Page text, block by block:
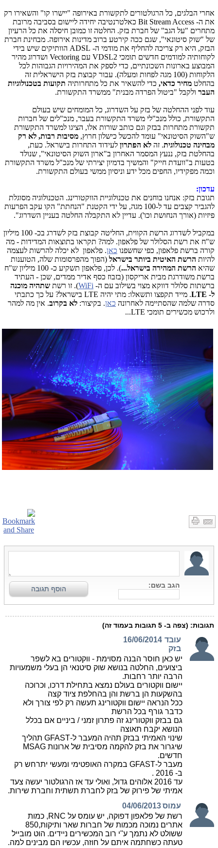
אחרי הבלגים, כל הרגולטורים לתקשורת באירופה "יישרו קו" והשאירו רק
את ה- Bit Stream Access כאלטרנטיבה יחידה ליישום בסביבה מרובת
מתחרים "על הגב" של חברת בזק. החלטה זו כמובן חיסלה את כל הרעיון
של "שוק סיטונאי", שגם ככה קירטע ברוב מדינות אירופה. מבחינת חברת
הבזק, היא רק צריכה להחליף את מודמי ה- ADSL הוותיקים שיש בידי
לקוחותיה למודמים חדשים תומכי VDSL2 עם Vectoring ושדרוג מהיר
המבוצע בארונות השכונתיים, כדי לספק את המהירויות הגבוהות לכל
הלקוחות (100 מגה לפחות ומעלה). עבור קבוצת בזק הישראלית זה
בהחלט מחיר כדאי, כדי להשאיר את כל מתחרותיה תקועות בטכנולוגיות
העבר ולקבל "ביטול הפרדה מבנית" ממשרד התקשורת.
עוד לפני ההחלטה של בזק על השדרוג, כל המומחים שיש בעולם
התקשורת, כולל מנכ"לי משרד התקשורת בעבר, מנכ"לים של חברות
תקשורת מתחרות בבזק וגם כותב שורות אלו, הציגו למשרד התקשורת
ש"השוק הסיטונאי" עומד להכשל כישלון חרוץ, מסיבות רבות, לא רק
מבחינה טכנולוגית. זה לא הפתרון לעידוד התחרות בישראל. כעת,
בהחלטת בזק, ננעץ המסמר האחרון ב"ארון השוק הסיטונאי", שנולד
בטעות ב"וועדת חייק" והמשיך בדמיון יצירתי של מנכ"ל משרד התקשורת
וכמה מפקידיו, החפים מכל ידע וניסיון ממשי בעולם התקשורת.
עדכון:
תגובת בזק: אנחנו בוחנים את טכנולוגיית הווקטורינג. הטכנולוגיה מסוגלת
להגביר קצבים עד ל-100 מגה, על ידי הקטנת "הנחתת" הקו עקב הפרעות
פיזיות (אורך הנחושת וכו'). עדיין לא התקבלה החלטה בעניין השדרוג".
במקביל לשדרוג הרשת הקווית, החליטה קבוצת בזק לשדרג בכ- 100 מיליון
ש"ח את רשת הסלולר של פלאפון. למה? תקראו בתוצאות המדידות - מה
קורה ברשת פלאפון, כפי שחשפנו כאן. פלאפון לא יכלה להרשות לעצמה
להיות הרשת האיטית ביותר בישראל (הפוך מהפרסומות שלה, הטוענות
שהיא הרשת המהירה בישראל...
). לכן, פלאפון תשקיע כ- 100 מיליון ש"ח
ברשת משודרגת מבית אריקסון (בזבוז כסף אדיר ממדים, שכן - העתיד
ברשתות סלולר דווקא מצוי בשילוב עם ה- WiFi). זו רשת שתהיה מוכנה
ל- LTE
. מייד תקפצו ותשאלו: מתי יהיה LTE בישראל? על כך כתבתי
סדרה שלמה שהסתיימה לאחרונה כאן. בקיצור: לא בקרוב. אין מה למהר
ולרכוש מכשירים תומכי LTE...